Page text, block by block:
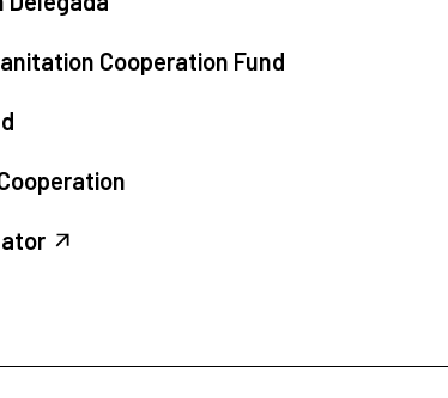
Cooperation Fund